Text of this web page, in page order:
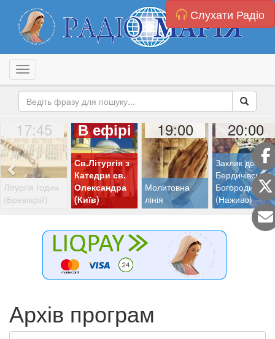
Слухати Радіо
Toggle navigation
17:45
Літургія годин
(Бревіарій)
В ефірі
Св.Літургія з
Катедри св.
Олександра
(Київ)
19:00
Молитовна
лінія
20:00
Заклик до
Бердичівської
Богородиці
(Наживо)
Архів програм